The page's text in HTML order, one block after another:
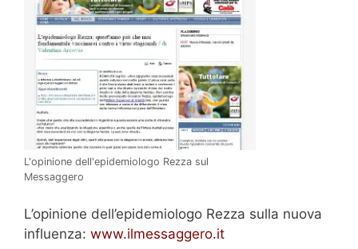
L'opinione dell'epidemiologo Rezza sul
Messaggero
L’opinione dell’epidemiologo Rezza sulla nuova
influenza: www.ilmessaggero.it